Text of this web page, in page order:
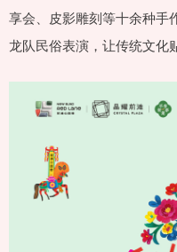
享会、皮影雕刻等十余种手
龙队民俗表演，让传统文化